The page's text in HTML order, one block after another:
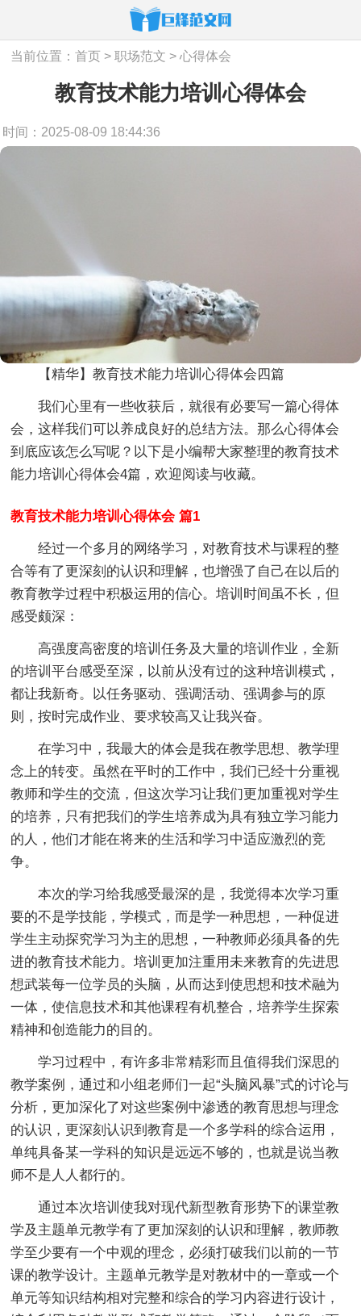
当前位置：首页 >职场范文 >心得体会
教育技术能力培训心得体会
时间：2025-08-09 18:44:36
【精华】教育技术能力培训心得体会四篇
我们心里有一些收获后，就很有必要写一篇心得体
会，这样我们可以养成良好的总结方法。那么心得体会
到底应该怎么写呢？以下是小编帮大家整理的教育技术
能力培训心得体会4篇，欢迎阅读与收藏。
教育技术能力培训心得体会 篇1
经过一个多月的网络学习，对教育技术与课程的整
合等有了更深刻的认识和理解，也增强了自己在以后的
教育教学过程中积极运用的信心。培训时间虽不长，但
感受颇深：
高强度高密度的培训任务及大量的培训作业，全新
的培训平台感受至深，以前从没有过的这种培训模式，
都让我新奇。以任务驱动、强调活动、强调参与的原
则，按时完成作业、要求较高又让我兴奋。
在学习中，我最大的体会是我在教学思想、教学理
念上的转变。虽然在平时的工作中，我们已经十分重视
教师和学生的交流，但这次学习让我们更加重视对学生
的培养，只有把我们的学生培养成为具有独立学习能力
的人，他们才能在将来的生活和学习中适应激烈的竞
争。
本次的学习给我感受最深的是，我觉得本次学习重
要的不是学技能，学模式，而是学一种思想，一种促进
学生主动探究学习为主的思想，一种教师必须具备的先
进的教育技术能力。培训更加注重用未来教育的先进思
想武装每一位学员的头脑，从而达到使思想和技术融为
一体，使信息技术和其他课程有机整合，培养学生探索
精神和创造能力的目的。
学习过程中，有许多非常精彩而且值得我们深思的
教学案例，通过和小组老师们一起“头脑风暴”式的讨论与
分析，更加深化了对这些案例中渗透的教育思想与理念
的认识，更深刻认识到教育是一个多学科的综合运用，
单纯具备某一学科的知识是远远不够的，也就是说当教
师不是人人都行的。
通过本次培训使我对现代新型教育形势下的课堂教
学及主题单元教学有了更加深刻的认识和理解，教师教
学至少要有一个中观的理念，必须打破我们以前的一节
课的教学设计。主题单元教学是对教材中的一章或一个
单元等知识结构相对完整和综合的学习内容进行设计，